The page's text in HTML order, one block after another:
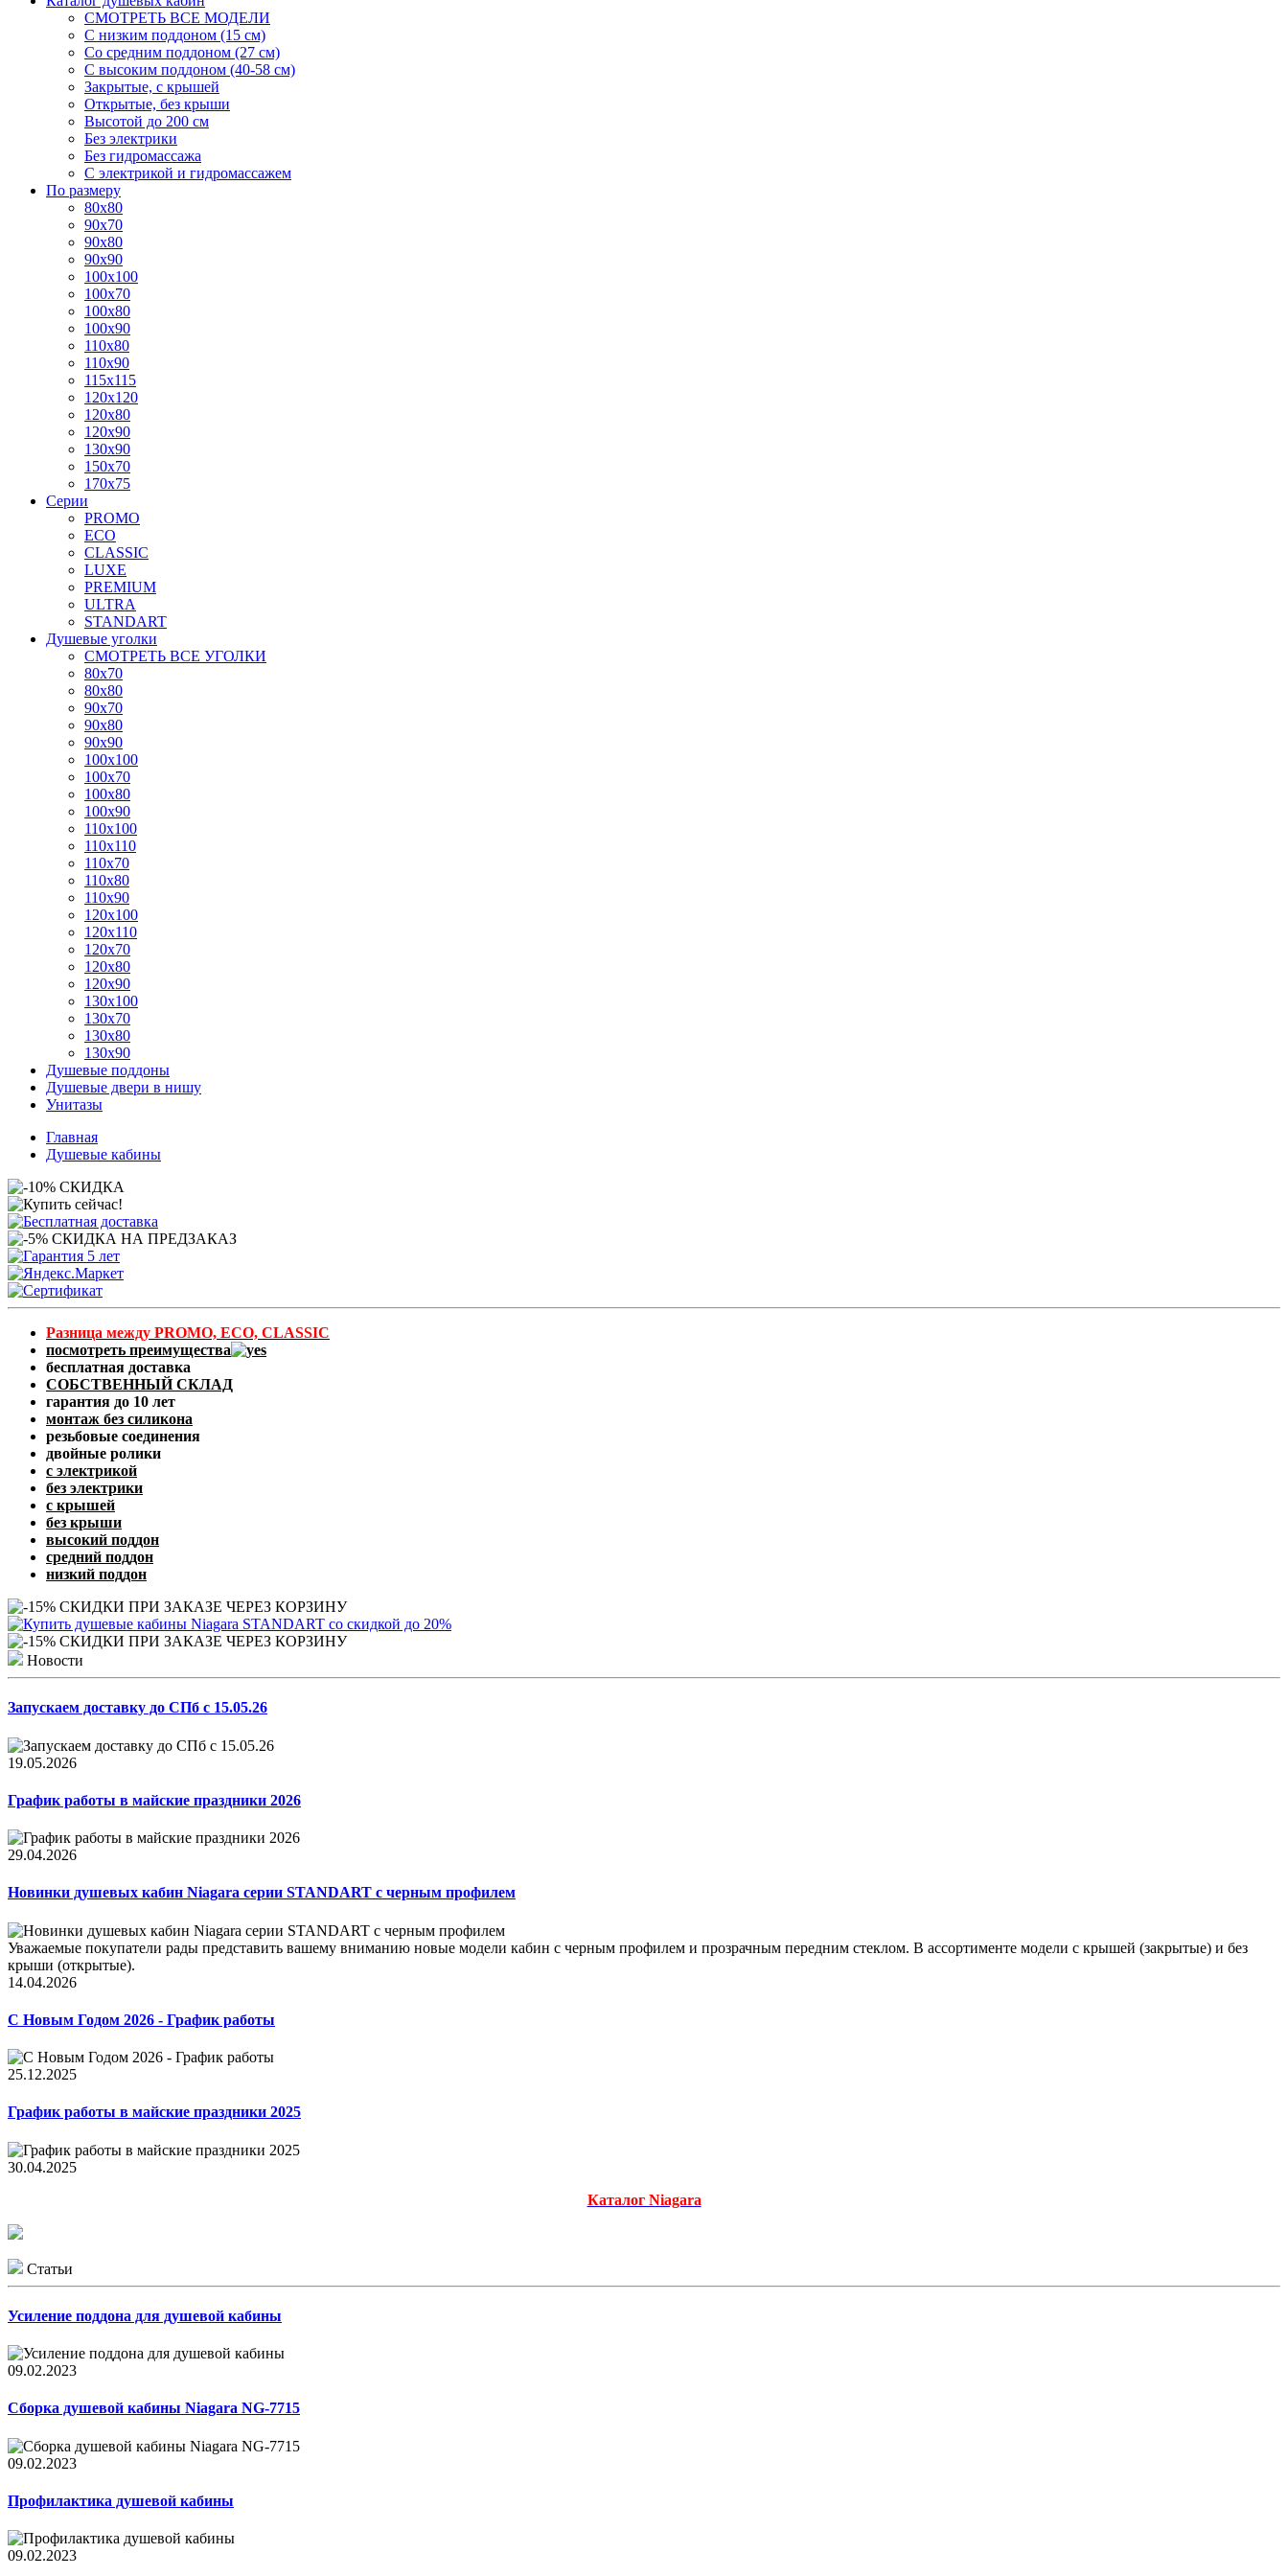
СМОТРЕТЬ ВСЕ МОДЕЛИ
С низким поддоном (15 см)
Со средним поддоном (27 см)
С высоким поддоном (40-58 см)
Закрытые, с крышей
Открытые, без крыши
Высотой до 200 см
Без электрики
Без гидромассажа
С электрикой и гидромассажем
По размеру
80x80
90x70
90x80
90x90
100x100
100x70
100x80
100x90
110x80
110x90
115x115
120x120
120x80
120x90
130x90
150x70
170x75
Серии
PROMO
ECO
CLASSIC
LUXE
PREMIUM
ULTRA
STANDART
Душевые уголки
СМОТРЕТЬ ВСЕ УГОЛКИ
80x70
80x80
90x70
90x80
90x90
100x100
100x70
100x80
100x90
110x100
110x110
110x70
110x80
110x90
120x100
120x110
120x70
120x80
120x90
130x100
130x70
130x80
130x90
Душевые поддоны
Душевые двери в нишу
Унитазы
Главная
Душевые кабины
Разница между PROMO, ECO, CLASSIC
посмотреть преимущества
бесплатная доставка
СОБСТВЕННЫЙ СКЛАД
гарантия до 10 лет
монтаж без силикона
резьбовые соединения
двойные ролики
с электрикой
без электрики
с крышей
без крыши
высокий поддон
средний поддон
низкий поддон
Новости
Запускаем доставку до СПб с 15.05.26
19.05.2026
График работы в майские праздники 2026
29.04.2026
Новинки душевых кабин Niagara серии STANDART с черным профилем
Уважаемые покупатели рады представить вашему вниманию новые модели кабин с черным профилем и прозрачным передним стеклом. В ассортименте модели с крышей (закрытые) и без
крыши (открытые).
14.04.2026
С Новым Годом 2026 - График работы
25.12.2025
График работы в майские праздники 2025
30.04.2025
Каталог Niagara
Статьи
Усиление поддона для душевой кабины
09.02.2023
Сборка душевой кабины Niagara NG-7715
09.02.2023
Профилактика душевой кабины
09.02.2023